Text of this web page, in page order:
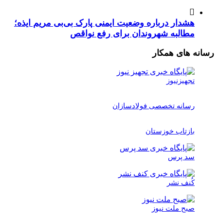
هشدار درباره وضعیت ایمنی پارک بی‌بی مریم ایذه؛
مطالبه شهروندان برای رفع نواقص
رسانه های همکار
تجهیزنیوز
رسانه تخصصی فولادسازان
بازتاب خوزستان
سد پرس
کُنف نشر
صبح ملت نیوز